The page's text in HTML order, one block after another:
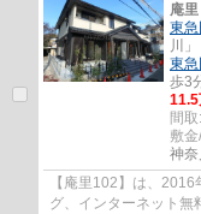
庵里
東
川
東
歩3
11.5
間取:
敷
神
【庵里102】は、
グ、インターネット無